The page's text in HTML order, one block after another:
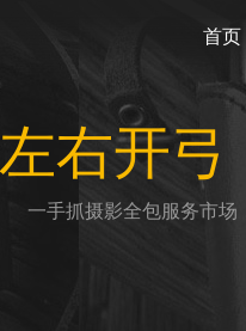
首页
左右开弓
一手抓摄影全包服务市场